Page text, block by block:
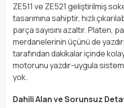
ZE511 ve ZE521 geliştirilmiş
tasarımına sahiptir, hızlı
parça sayısını azaltır. Platen,
merdanelerinin üçünü de
tarafından dakikalar içinde
motorunu yazdır-uygula
yok.
Dahili Alan ve Sorunsuz